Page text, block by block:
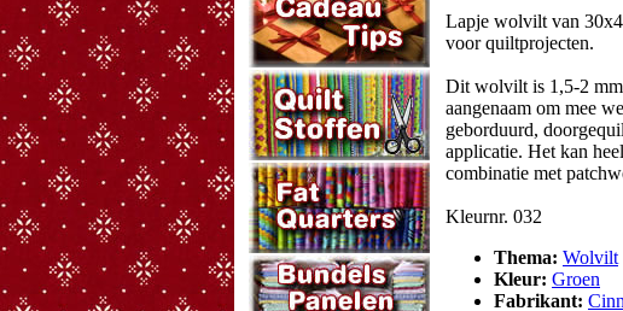
Lapje wolvilt van
voor quiltprojecten.
Dit wolvilt is 1,5-2
aangenaam om mee
geborduurd,
applicatie. Het kan
combinatie met
Kleurnr. 032
Thema: Wolvilt
Kleur: Groen
Fabrikant: